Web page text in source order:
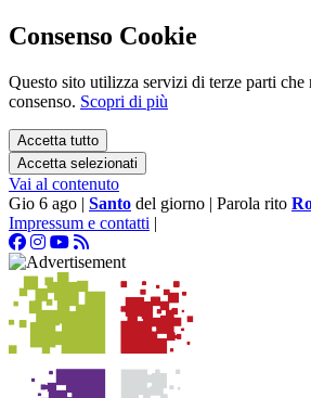
Consenso Cookie
Questo sito utilizza servizi di terze parti
consenso. Scopri di più
Accetta tutto
Accetta selezionati
Vai al contenuto
Gio 6 ago | Santo del giorno | Parola rito
Impressum e contatti |